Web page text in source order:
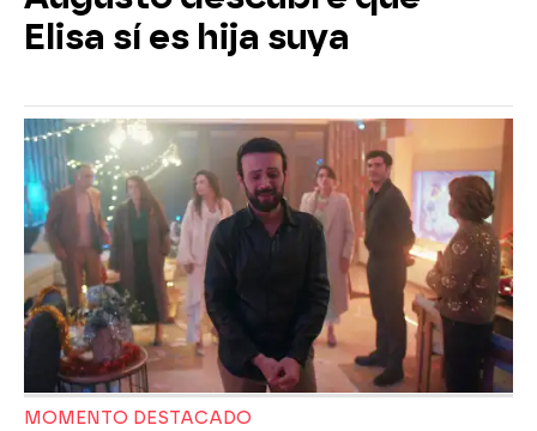
Elisa sí es hija suya
MOMENTO DESTACADO